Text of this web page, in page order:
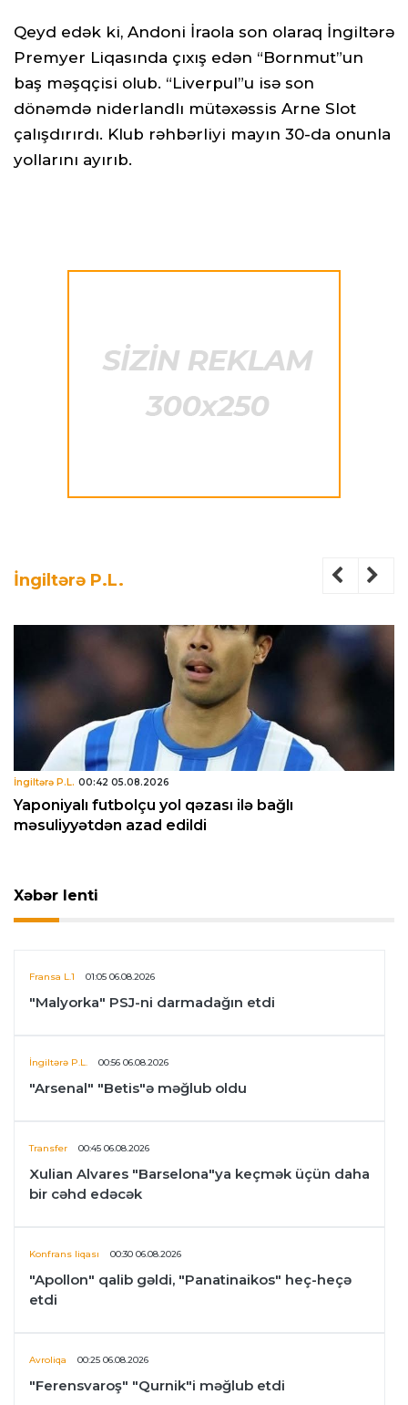
Qeyd edək ki, Andoni İraola son olaraq İngiltərə
Premyer Liqasında çıxış edən “Bornmut”un
baş məşqçisi olub. “Liverpul”u isə son
dönəmdə niderlandlı mütəxəssis Arne Slot
çalışdırırdı. Klub rəhbərliyi mayın 30-da onunla
yollarını ayırıb.
İngiltərə P.L.
İngiltərə P.L. 00:42 05.08.2026
Yaponiyalı futbolçu yol qəzası ilə bağlı
məsuliyyətdən azad edildi
Xəbər lenti
Fransa L.1 01:05 06.08.2026
"Malyorka" PSJ-ni darmadağın etdi
İngiltərə P.L. 00:56 06.08.2026
"Arsenal" "Betis"ə məğlub oldu
Transfer 00:45 06.08.2026
Xulian Alvares "Barselona"ya keçmək üçün daha
bir cəhd edəcək
Konfrans liqası 00:30 06.08.2026
"Apollon" qalib gəldi, "Panatinaikos" heç-heçə
etdi
Avroliqa 00:25 06.08.2026
"Ferensvaroş" "Qurnik"i məğlub etdi